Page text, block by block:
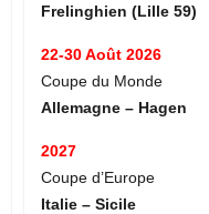
Frelinghien (Lille 59)
22-30 Août 2026
Coupe du Monde
Allemagne – Hagen
2027
Coupe d’Europe
Italie – Sicile